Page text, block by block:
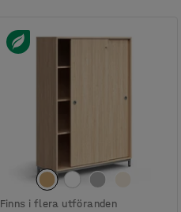
Finns i flera utföranden